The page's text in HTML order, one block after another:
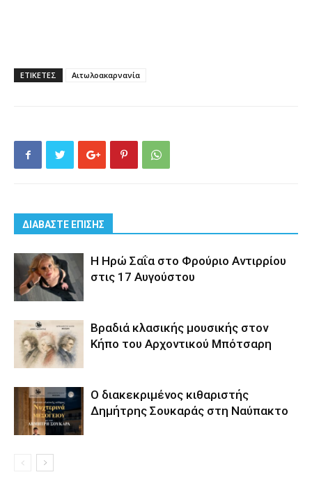
ΕΤΙΚΕΤΕΣ Αιτωλοακαρνανία
ΔΙΑΒΑΣΤΕ ΕΠΙΣΗΣ
Η Ηρώ Σαΐα στο Φρούριο Αντιρρίου
στις 17 Αυγούστου
Βραδιά κλασικής μουσικής στον
Κήπο του Αρχοντικού Μπότσαρη
Ο διακεκριμένος κιθαριστής
Δημήτρης Σουκαράς στη Ναύπακτο